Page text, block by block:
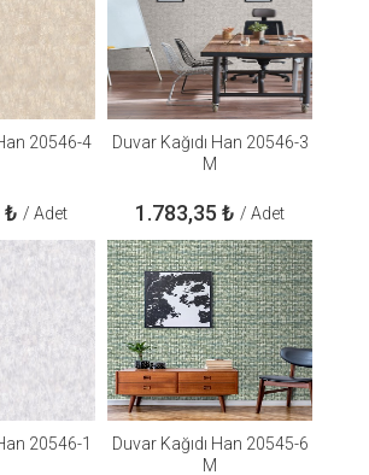
20546-4
₺ / Adet
Duvar Kağıdı Han 20546-3
M
1.783,35 ₺ / Adet
20546-1
Duvar Kağıdı Han 20545-6
M